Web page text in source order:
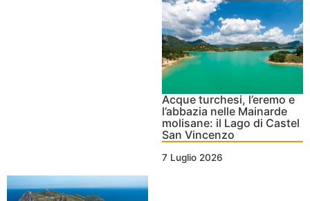
Acque turchesi, l’eremo e
l’abbazia nelle Mainarde
molisane: il Lago di Castel
San Vincenzo
7 Luglio 2026